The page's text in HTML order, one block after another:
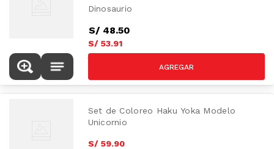
Dinosaurio
S/ 48.50
S/ 53.91
S/
Set de Coloreo Haku Yoka Modelo
Unicornio
S/ 59.90